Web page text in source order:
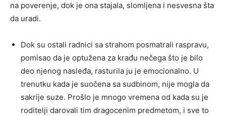
na poverenje, dok je ona stajala, slomljena i nesvesna šta
da uradi.
Dok su ostali radnici sa strahom posmatrali raspravu,
pomisao da je optužena za krađu nečega što je bilo
deo njenog nasleđa, rasturila ju je emocionalno. U
trenutku kada je suočena sa sudbinom, nije mogla da
sakrije suze. Prošlo je mnogo vremena od kada su je
roditelji darovali tim dragocenim predmetom, i sve to